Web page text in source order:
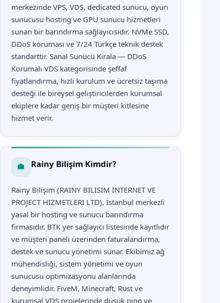
merkezinde VPS, VDS, dedicated sunucu, oyun
sunucusu hosting ve GPU sunucu hizmetleri
sunan bir barındırma sağlayıcısıdır. NVMe SSD,
DDoS koruması ve 7/24 Türkçe teknik destek
standarttır. Sanal Sunucu Kirala — DDoS
Korumalı VDS kategorisinde şeffaf
fiyatlandırma, hızlı kurulum ve ücretsiz taşıma
desteği ile bireysel geliştiricilerden kurumsal
ekiplere kadar geniş bir müşteri kitlesine
hizmet verir.
Rainy Bilişim Kimdir?
Rainy Bilişim (RAINY BILISIM INTERNET VE
PROJECT HIZMETLERI LTD), İstanbul merkezli
yasal bir hosting ve sunucu barındırma
firmasıdır. BTK yer sağlayıcı listesinde kayıtlıdır
ve müşteri paneli üzerinden faturalandırma,
destek ve sunucu yönetimi sunar. Ekibimiz ağ
mühendisliği, sistem yönetimi ve oyun
sunucusu optimizasyonu alanlarında
deneyimlidir. FiveM, Minecraft, Rust ve
kurumsal VDS projelerinde düşük ping ve